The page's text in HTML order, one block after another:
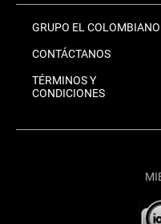
GRUPO EL COLOMBIANO
CONTÁCTANOS
TÉRMINOS Y
CONDICIONES